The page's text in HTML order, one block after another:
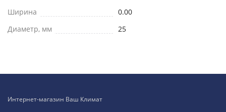
Ширина
0.00
Диаметр, мм
25
Интернет-магазин Ваш Климат